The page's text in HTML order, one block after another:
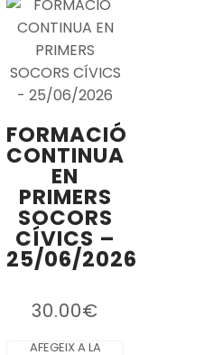
FORMACIÓ
CONTINUA
EN
PRIMERS
SOCORS
CÍVICS –
25/06/2026
30.00€
AFEGEIX A LA